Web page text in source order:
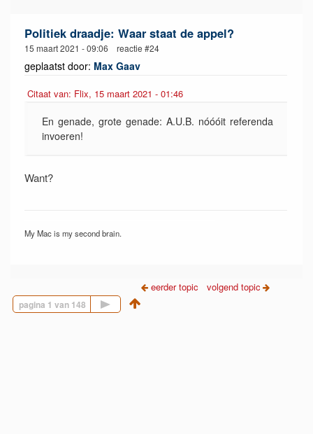
Politiek draadje: Waar staat de appel?
15 maart 2021 - 09:06 reactie #24
geplaatst door: Max Gaav
Citaat van: Flix, 15 maart 2021 - 01:46
En genade, grote genade: A.U.B. nóóóit referenda
invoeren!
Want?
My Mac is my second brain.
Volgende pagina
eerder topic volgend topic